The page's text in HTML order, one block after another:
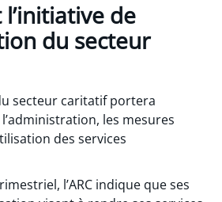
de
du secteur
secteur caritatif portera
les mesures
des services
l’ARC indique que ses